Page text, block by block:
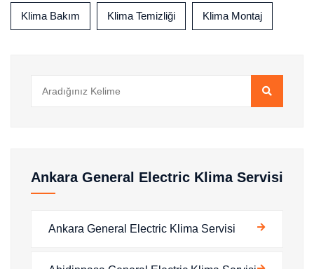
Klima Bakım Klima Temizliği Klima Montaj
Ankara General Electric Klima Servisi
Ankara General Electric Klima Servisi